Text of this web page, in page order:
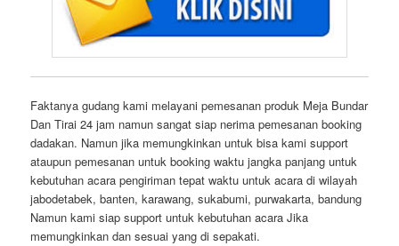
Faktanya gudang kami melayani pemesanan produk Meja Bundar
Dan Tirai 24 jam namun sangat siap nerima pemesanan booking
dadakan. Namun jika memungkinkan untuk bisa kami support
ataupun pemesanan untuk booking waktu jangka panjang untuk
kebutuhan acara pengiriman tepat waktu untuk acara di wilayah
jabodetabek, banten, karawang, sukabumi, purwakarta, bandung
Namun kami siap support untuk kebutuhan acara Jika
memungkinkan dan sesuai yang di sepakati.